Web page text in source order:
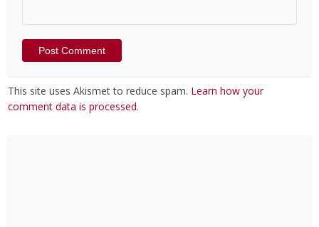
This site uses Akismet to reduce spam. Learn how your
comment data is processed.